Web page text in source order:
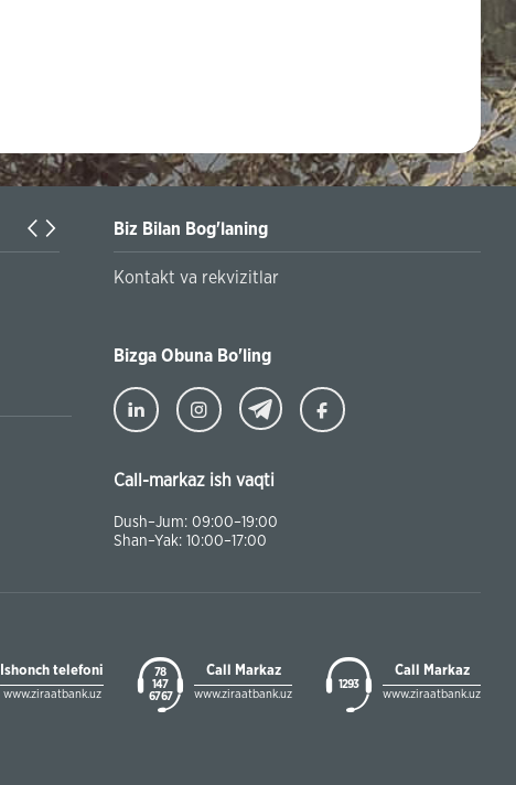
Turkiyaning Anadolu universitetida ta’lim oladigan
Biz Bilan Bog'laning
Kontakt va rekvizitlar
Bizga Obuna Bo'ling
Call-markaz ish vaqti
Dush–Jum: 09:00–19:00
Shan–Yak: 10:00–17:00
Ishonch telefoni
www.ziraatbank.uz
78
147
67 67
Call Markaz
www.ziraatbank.uz
1293
Call Markaz
www.ziraatbank.uz